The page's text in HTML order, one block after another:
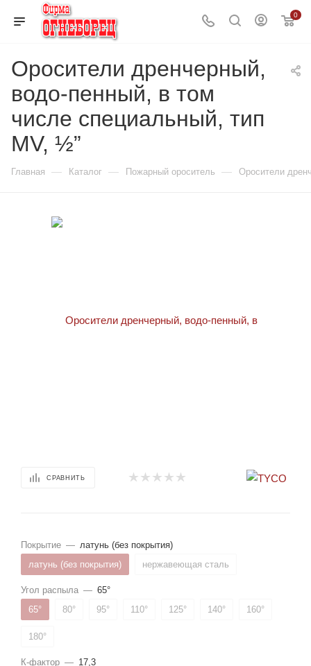
0
Оросители дренчерный,
водо-пенный, в том
числе специальный, тип
MV, ½”
Главная — Каталог — Пожарный ороситель — Оросители
СРАВНИТЬ
Покрытие — латунь (без покрытия)
латунь (без покрытия)
нержавеющая сталь
Угол распыла — 65°
65°
80° 95° 110° 125° 140° 160°
180°
К-фактор — 17,3